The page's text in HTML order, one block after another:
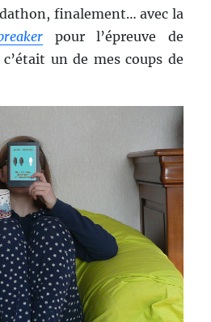
finalement… avec la
pour l’épreuve de
un de mes coups de